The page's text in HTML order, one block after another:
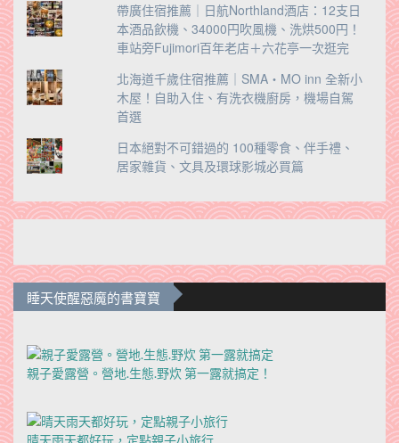
帶廣住宿推薦｜日航Northland酒店：12支日
本酒品飲機、34000円吹風機、洗烘500円！
車站旁Fujimori百年老店＋六花亭一次逛完
北海道千歲住宿推薦｜SMA・MO inn 全新小
木屋！自助入住、有洗衣機廚房，機場自駕
首選
日本絕對不可錯過的 100種零食、伴手禮、
居家雜貨、文具及環球影城必買篇
睡天使醒惡魔的書寶寶
親子愛露營。營地.生態.野炊 第一露就搞定！